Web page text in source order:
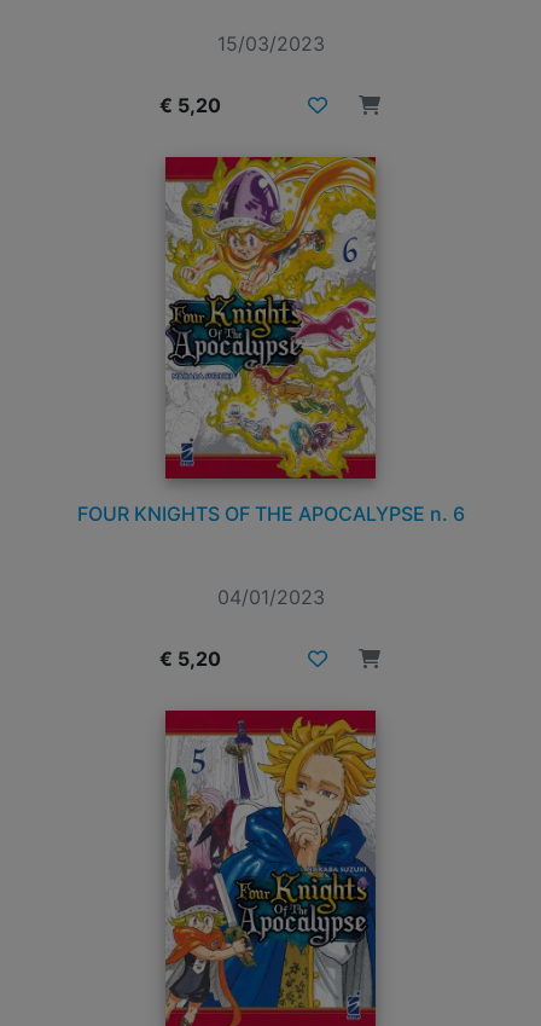
15/03/2023
€ 5,20
FOUR KNIGHTS OF THE APOCALYPSE n. 6
04/01/2023
€ 5,20